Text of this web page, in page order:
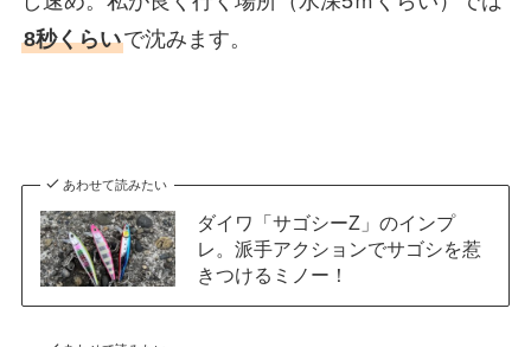
8秒くらいで沈みます。
あわせて読みたい
ダイワ「サゴシーZ」のインプ
レ。派手アクションでサゴシを惹
きつけるミノー！